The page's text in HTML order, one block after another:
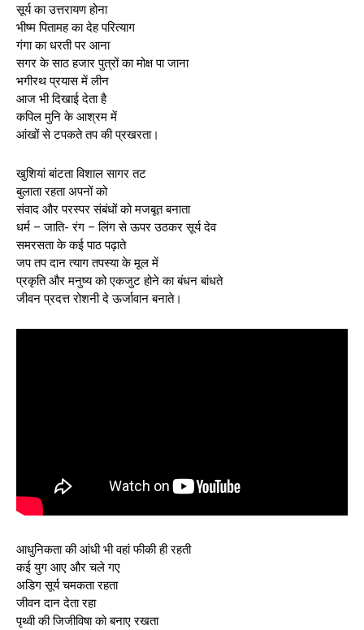
सूर्य का उत्तरायण होना
भीष्म पितामह का देह परित्याग
गंगा का धरती पर आना
सगर के साठ हजार पुत्रों का मोक्ष पा जाना
भगीरथ प्रयास में लीन
आज भी दिखाई देता है
कपिल मुनि के आश्रम में
आंखों से टपकते तप की प्रखरता।
खुशियां बांटता विशाल सागर तट
बुलाता रहता अपनों को
संवाद और परस्पर संबंधों को मजबूत बनाता
धर्म – जाति- रंग – लिंग से ऊपर उठकर सूर्य देव
समरसता के कई पाठ पढ़ाते
जप तप दान त्याग तपस्या के मूल में
प्रकृति और मनुष्य को एकजुट होने का बंधन बांधते
जीवन प्रदत्त रोशनी दे ऊर्जावान बनाते।
आधुनिकता की आंधी भी वहां फीकी ही रहती
कई युग आए और चले गए
अडिग सूर्य चमकता रहता
जीवन दान देता रहा
पृथ्वी की जिजीविषा को बनाए रखता